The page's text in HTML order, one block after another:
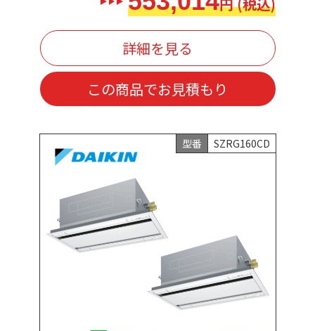
詳細を見る
この商品でお見積もり
型番 SZRG160CD